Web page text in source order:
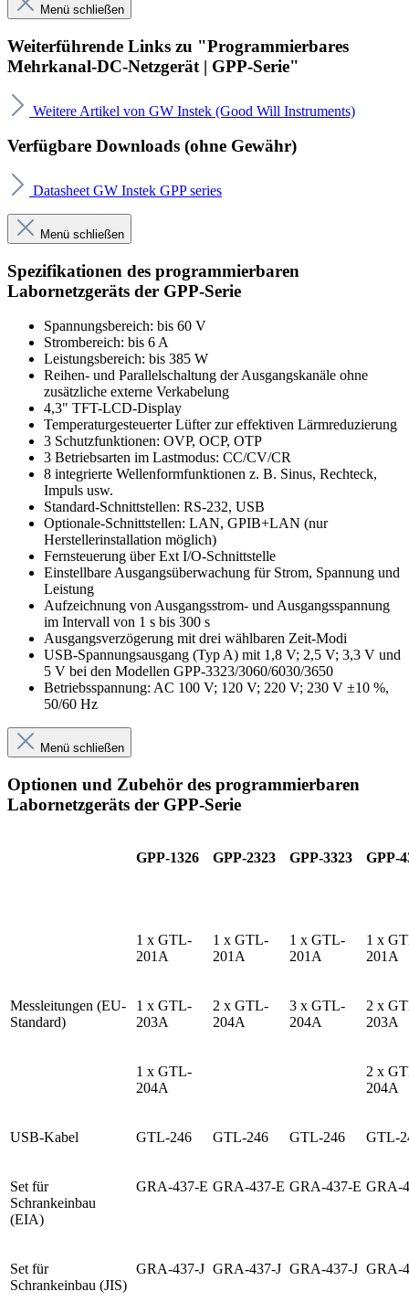
Menü schließen
Weiterführende Links zu "Programmierbares
Mehrkanal-DC-Netzgerät | GPP-Serie"
Weitere Artikel von GW Instek (Good Will Instruments)
Verfügbare Downloads (ohne Gewähr)
Datasheet GW Instek GPP series
Menü schließen
Spezifikationen des programmierbaren
Labornetzgeräts der GPP-Serie
Spannungsbereich: bis 60 V
Strombereich: bis 6 A
Leistungsbereich: bis 385 W
Reihen- und Parallelschaltung der Ausgangskanäle ohne
zusätzliche externe Verkabelung
4,3" TFT-LCD-Display
Temperaturgesteuerter Lüfter zur effektiven Lärmreduzierung
3 Schutzfunktionen: OVP, OCP, OTP
3 Betriebsarten im Lastmodus: CC/CV/CR
8 integrierte Wellenformfunktionen z. B. Sinus, Rechteck,
Impuls usw.
Standard-Schnittstellen: RS-232, USB
Optionale-Schnittstellen: LAN, GPIB+LAN (nur
Herstellerinstallation möglich)
Fernsteuerung über Ext I/O-Schnittstelle
Einstellbare Ausgangsüberwachung für Strom, Spannung und
Leistung
Aufzeichnung von Ausgangsstrom- und Ausgangsspannung
im Intervall von 1 s bis 300 s
Ausgangsverzögerung mit drei wählbaren Zeit-Modi
USB-Spannungsausgang (Typ A) mit 1,8 V; 2,5 V; 3,3 V und
5 V bei den Modellen GPP-3323/3060/6030/3650
Betriebsspannung: AC 100 V; 120 V; 220 V; 230 V ±10 %,
50/60 Hz
Menü schließen
Optionen und Zubehör des programmierbaren
Labornetzgeräts der GPP-Serie
GPP-1326 GPP-2323 GPP-3323 GPP-
Messleitungen (EU-
Standard)
1 x GTL-
201A
1 x GTL-
201A
1 x GTL-
201A
1 x
201A
1 x GTL-
203A
2 x GTL-
204A
3 x GTL-
204A
2 x
203A
1 x GTL-
204A
2 x
204A
USB-Kabel GTL-246 GTL-246 GTL-246 GTL-
Set für
Schrankeinbau
(EIA)
GRA-437-E GRA-437-E GRA-437-E GRA-
Set für
Schrankeinbau (JIS)
GRA-437-J GRA-437-J GRA-437-J GRA-